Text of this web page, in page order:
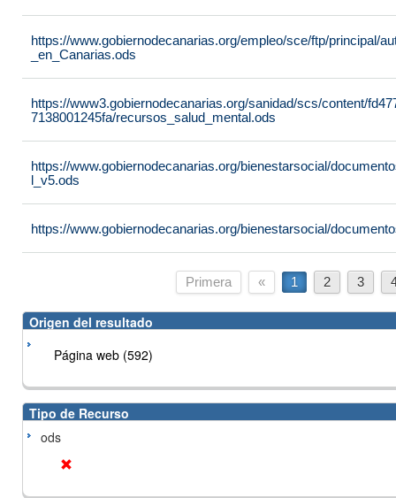
https://www.gobiernodecanarias.org/empleo/sce/ftp/principal/
_en_Canarias.ods
https://www3.gobiernodecanarias.org/sanidad/scs/content/
7138001245fa/recursos_salud_mental.ods
https://www.gobiernodecanarias.org/bienestarsocial/
l_v5.ods
https://www.gobiernodecanarias.org/bienestarsocial/
Primera « 1 2 3
Origen del resultado
Página web (592)
Tipo de Recurso
ods